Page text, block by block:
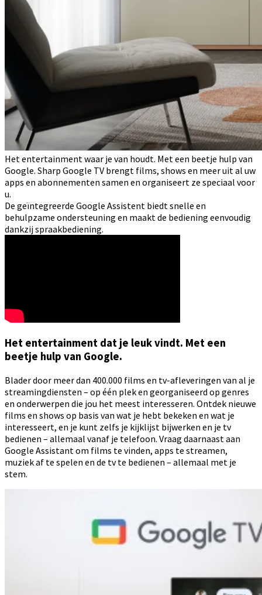
Het entertainment waar je van houdt. Met een beetje hulp van
Google. Sharp Google TV brengt films, shows en meer uit al uw
apps en abonnementen samen en organiseert ze speciaal voor
u.
De geïntegreerde Google Assistent biedt snelle en
behulpzame ondersteuning en maakt de bediening eenvoudig
dankzij spraakbediening.
Het entertainment dat je leuk vindt. Met een
beetje hulp van Google.
Blader door meer dan 400.000 films en tv-afleveringen van al je
streamingdiensten – op één plek en georganiseerd op genres
en onderwerpen die jou het meest interesseren. Ontdek nieuwe
films en shows op basis van wat je hebt bekeken en wat je
interesseert, en je kunt zelfs je kijklijst bijwerken en je tv
bedienen – allemaal vanaf je telefoon. Vraag daarnaast aan
Google Assistant om films te vinden, apps te streamen,
muziek af te spelen en de tv te bedienen – allemaal met je
stem.